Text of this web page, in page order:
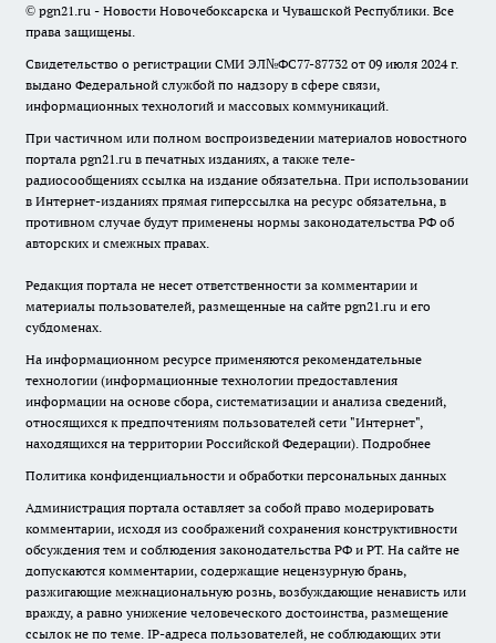
© pgn21.ru - Новости Новочебоксарска и Чувашской Республики. Все
права защищены.
Свидетельство о регистрации СМИ ЭЛ№ФС77-87732 от 09 июля 2024 г.
выдано Федеральной службой по надзору в сфере связи,
информационных технологий и массовых коммуникаций.
При частичном или полном воспроизведении материалов новостного
портала pgn21.ru в печатных изданиях, а также теле-
радиосообщениях ссылка на издание обязательна. При использовании
в Интернет-изданиях прямая гиперссылка на ресурс обязательна, в
противном случае будут применены нормы законодательства РФ об
авторских и смежных правах.
Редакция портала не несет ответственности за комментарии и
материалы пользователей, размещенные на сайте pgn21.ru и его
субдоменах.
На информационном ресурсе применяются рекомендательные
технологии (информационные технологии предоставления
информации на основе сбора, систематизации и анализа сведений,
относящихся к предпочтениям пользователей сети "Интернет",
находящихся на территории Российской Федерации). Подробнее
Политика конфиденциальности и обработки персональных данных
Администрация портала оставляет за собой право модерировать
комментарии, исходя из соображений сохранения конструктивности
обсуждения тем и соблюдения законодательства РФ и РТ. На сайте не
допускаются комментарии, содержащие нецензурную брань,
разжигающие межнациональную рознь, возбуждающие ненависть или
вражду, а равно унижение человеческого достоинства, размещение
ссылок не по теме. IP-адреса пользователей, не соблюдающих эти